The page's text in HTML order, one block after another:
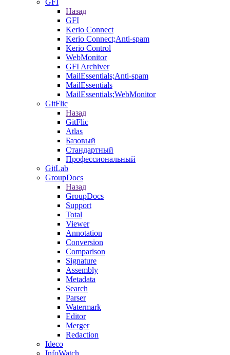
GFI
Назад
GFI
Kerio Connect
Kerio Connect;Anti-spam
Kerio Control
WebMonitor
GFI Archiver
MailEssentials;Anti-spam
MailEssentials
MailEssentials;WebMonitor
GitFlic
Назад
GitFlic
Atlas
Базовый
Стандартный
Профессиональный
GitLab
GroupDocs
Назад
GroupDocs
Support
Total
Viewer
Annotation
Conversion
Comparison
Signature
Assembly
Metadata
Search
Parser
Watermark
Editor
Merger
Redaction
Ideco
InfoWatch